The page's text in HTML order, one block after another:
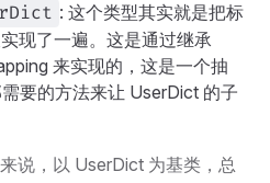
: 这个类型其实就是把标
现了一遍。这是通过继承
来实现的，这是一个抽
要的方法来让 UserDict 的子
说，以 UserDict 为基类，总